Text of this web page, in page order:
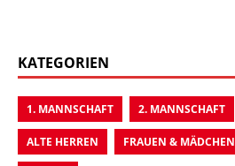
KATEGORIEN
1. MANNSCHAFT 2. MANNSCHAFT
ALTE HERREN FRAUEN & MÄDCHEN